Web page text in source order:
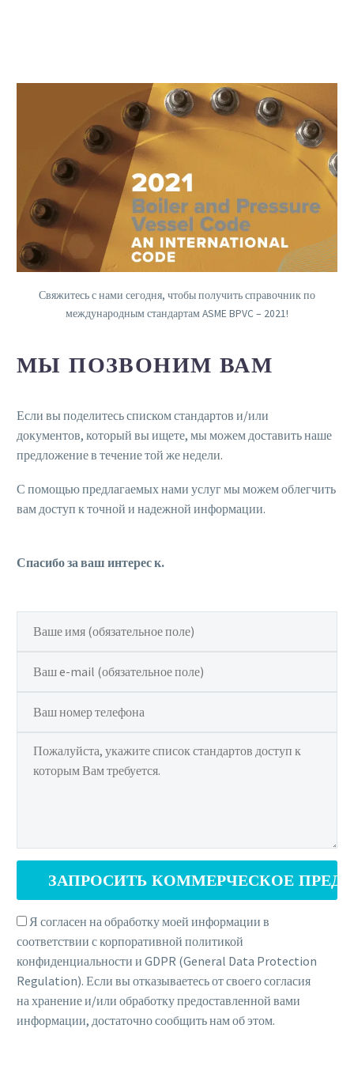
Обучение
Русский
Back
English
العربية
Свяжитесь с нами сегодня, чтобы получить справочник по
международным стандартам ASME BPVC – 2021!
МЫ ПОЗВОНИМ ВАМ
Если вы поделитесь списком стандартов и/или
документов, который вы ищете, мы можем доставить наше
предложение в течение той же недели.
С помощью предлагаемых нами услуг мы можем облегчить
вам доступ к точной и надежной информации.
Спасибо за ваш интерес к.
Я согласен на обработку моей информации в
соответствии с корпоративной политикой
конфиденциальности и GDPR (General Data Protection
Regulation). Если вы отказываетесь от своего согласия
на хранение и/или обработку предоставленной вами
информации, достаточно сообщить нам об этом.